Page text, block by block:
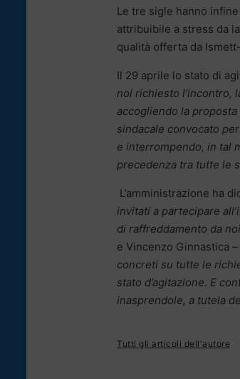
Le tre sigle hanno
attribuibile a stress da
qualità offerta da
Il 29 aprile lo stato di
noi richiesto l’incontro,
accogliendo la
sindacale convocato
e interrompendo, in tal
precedenza tra tutte le
L’amministrazione ha
invitati a partecipare
di raffreddamento da
e Vincenzo Ginnastica –
concreti su tutte le
stato d’agitazione. E
inasprendole, a tutela
Tutti gli articoli dell'autore